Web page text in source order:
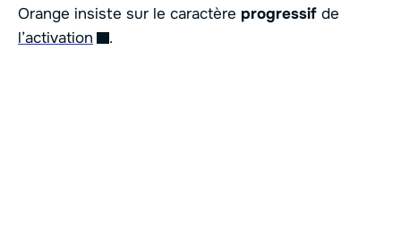
Orange insiste sur le caractère progressif de
l’activation
.